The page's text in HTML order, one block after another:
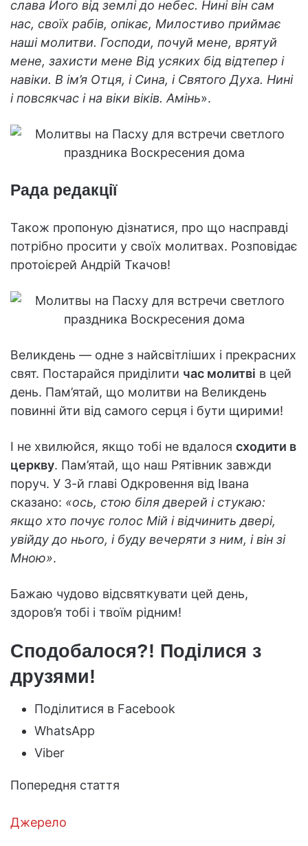
слава Його від землі до небес. Нині він сам
нас, своїх рабів, опікає, Милостиво приймає
наші молитви. Господи, почуй мене, врятуй
мене, захисти мене Від усяких бід відтепер і
навіки. В ім’я Отця, і Сина, і Святого Духа. Нині
і повсякчас і на віки віків. Амінь».
Рада редакції
Також пропоную дізнатися, про що насправді
потрібно просити у своїх молитвах. Розповідає
протоієрей Андрій Ткачов!
Великдень — одне з найсвітліших і прекрасних
свят. Постарайся приділити час молитві в цей
день. Пам’ятай, що молитви на Великдень
повинні йти від самого серця і бути щирими!
І не хвилюйся, якщо тобі не вдалося сходити в
церкву. Пам’ятай, що наш Рятівник завжди
поруч. У 3-й главі Одкровення від Івана
сказано: «ось, стою біля дверей і стукаю:
якщо хто почує голос Мій і відчинить двері,
увійду до нього, і буду вечеряти з ним, і він зі
Мною».
Бажаю чудово відсвяткувати цей день,
здоров’я тобі і твоїм рідним!
Сподобалося?! Поділися з
друзями!
Поділитися в Facebook
WhatsApp
Viber
Попередня стаття
Джерело